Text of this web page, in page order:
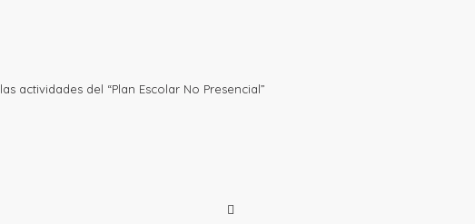
actividades del “Plan Escolar No Presencial”